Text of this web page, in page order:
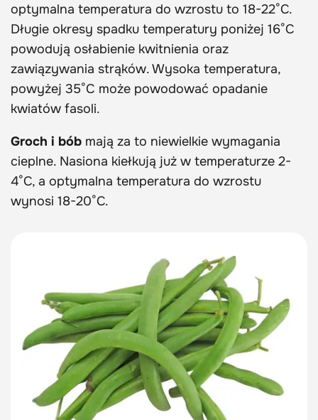
optymalna temperatura do wzrostu to 18-22°C.
Długie okresy spadku temperatury poniżej 16°C
powodują osłabienie kwitnienia oraz
zawiązywania strąków. Wysoka temperatura,
powyżej 35°C może powodować opadanie
kwiatów fasoli.
Groch i bób mają za to niewielkie wymagania
cieplne. Nasiona kiełkują już w temperaturze 2-
4°C, a optymalna temperatura do wzrostu
wynosi 18-20°C.